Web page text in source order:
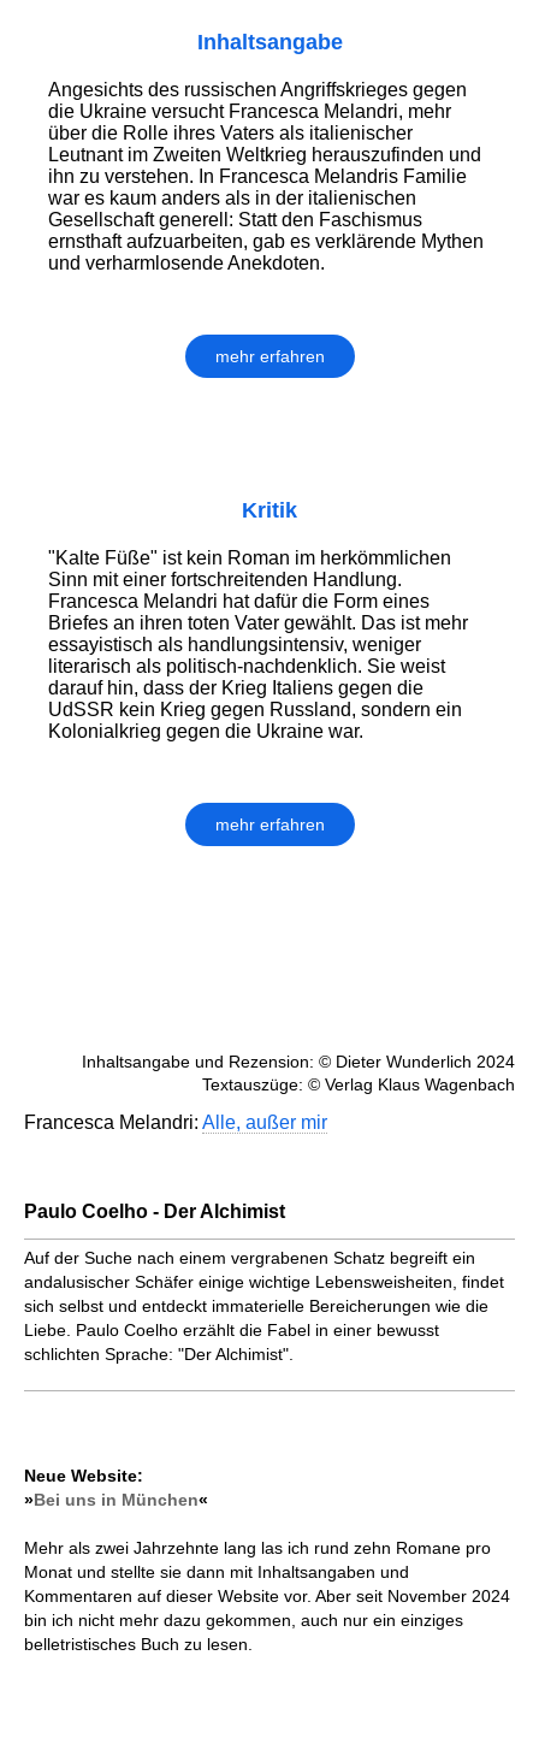
Inhaltsangabe
Angesichts des russischen Angriffskrieges gegen
die Ukraine versucht Francesca Melandri, mehr
über die Rolle ihres Vaters als italienischer
Leutnant im Zweiten Weltkrieg herauszufinden und
ihn zu verstehen. In Francesca Melandris Familie
war es kaum anders als in der italienischen
Gesellschaft generell: Statt den Faschismus
ernsthaft aufzuarbeiten, gab es verklärende Mythen
und verharmlosende Anekdoten.
mehr erfahren
Kritik
"Kalte Füße" ist kein Roman im herkömmlichen
Sinn mit einer fortschreitenden Handlung.
Francesca Melandri hat dafür die Form eines
Briefes an ihren toten Vater gewählt. Das ist mehr
essayistisch als handlungsintensiv, weniger
literarisch als politisch-nachdenklich. Sie weist
darauf hin, dass der Krieg Italiens gegen die
UdSSR kein Krieg gegen Russland, sondern ein
Kolonialkrieg gegen die Ukraine war.
mehr erfahren
Inhaltsangabe und Rezension: © Dieter Wunderlich 2024
Textauszüge: © Verlag Klaus Wagenbach
Francesca Melandri: Alle, außer mir
Paulo Coelho - Der Alchimist
Auf der Suche nach einem vergrabenen Schatz begreift ein
andalusischer Schäfer einige wichtige Lebensweisheiten, findet
sich selbst und entdeckt immaterielle Bereicherungen wie die
Liebe. Paulo Coelho erzählt die Fabel in einer bewusst
schlichten Sprache: "Der Alchimist".
Neue Website:
»Bei uns in München«
Mehr als zwei Jahrzehnte lang las ich rund zehn Romane pro
Monat und stellte sie dann mit Inhaltsangaben und
Kommentaren auf dieser Website vor. Aber seit November 2024
bin ich nicht mehr dazu gekommen, auch nur ein einziges
belletristisches Buch zu lesen.